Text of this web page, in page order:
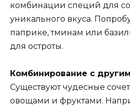
комбинации специй для
уникального вкуса.
паприке, тминам или
для остроты.
Комбинирование с
Существуют чудесные
овощами и фруктами.